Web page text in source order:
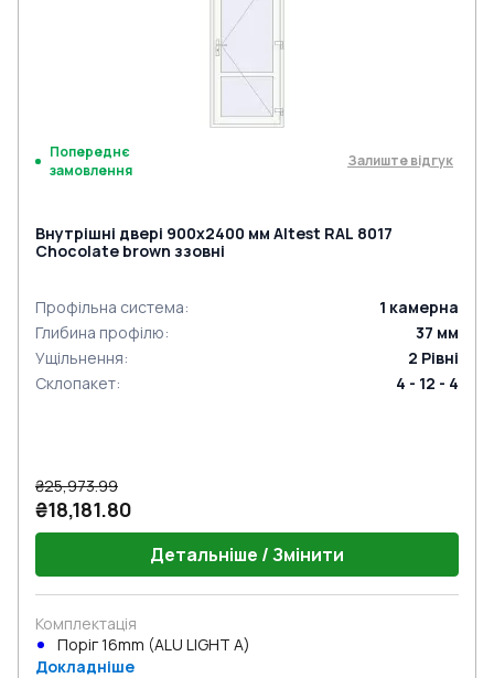
Попереднє
замовлення
Залиште відгук
Внутрішні двері 900x2400 мм Altest RAL 8017
Chocolate brown ззовні
Профільна система: 1 камерна
Глибина профілю: 37 мм
Ущільнення: 2 Рівні
Склопакет: 4 - 12 - 4
₴25,973.99
₴18,181.80
Детальніше / Змінити
Комплектація
Поріг 16mm (ALU LIGHT A)
Докладніше